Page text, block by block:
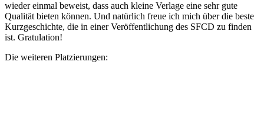
wieder einmal beweist, dass auch kleine Verlage eine sehr gute
Qualität bieten können. Und natürlich freue ich mich über die beste
Kurzgeschichte, die in einer Veröffentlichung des SFCD zu finden
ist. Gratulation!
Die weiteren Platzierungen: